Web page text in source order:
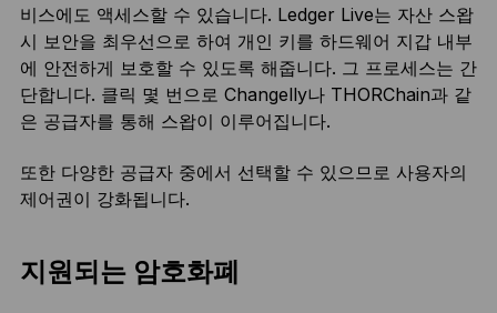
비스에도 액세스할 수 있습니다. Ledger Live는 자산 스왑
시 보안을 최우선으로 하여 개인 키를 하드웨어 지갑 내부
에 안전하게 보호할 수 있도록 해줍니다. 그 프로세스는 간
단합니다. 클릭 몇 번으로 Changelly나 THORChain과 같
은 공급자를 통해 스왑이 이루어집니다.
또한 다양한 공급자 중에서 선택할 수 있으므로 사용자의
제어권이 강화됩니다.
지원되는 암호화폐